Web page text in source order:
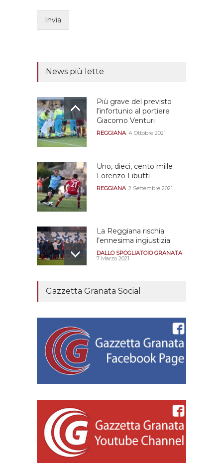
Invia
News più lette
Più grave del previsto
l’infortunio al portiere
Giacomo Venturi
REGGIANA 4 Ottobre 2021
Uno, dieci, cento mille
Lorenzo Libutti
REGGIANA 2 Settembre 2021
La Reggiana rischia
l’ennesima ingiustizia
DALLO SPOGLIATOIO GRANATA
7 Marzo 2021
l’allenatore della
Gazzetta Granata Social